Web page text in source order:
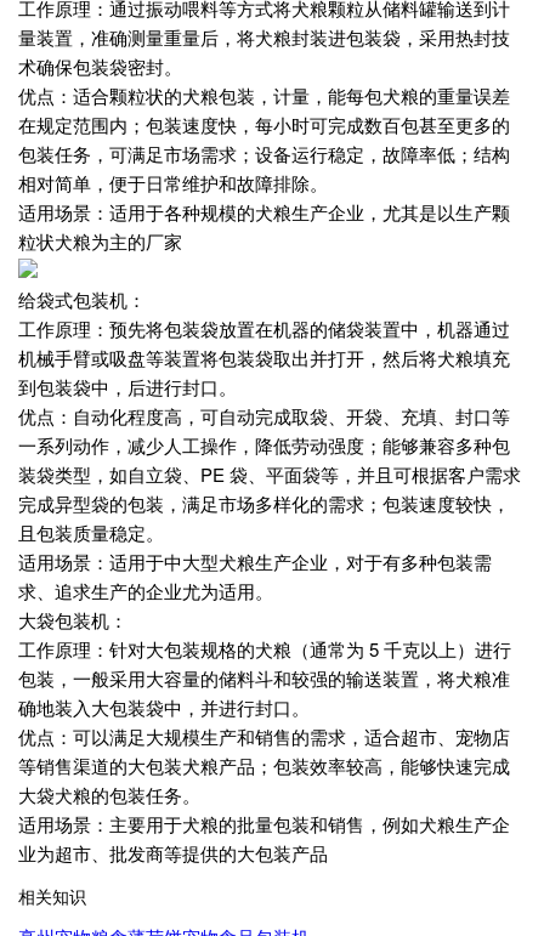
工作原理：通过振动喂料等方式将犬粮颗粒从储料罐输送到计
量装置，准确测量重量后，将犬粮封装进包装袋，采用热封技
术确保包装袋密封。
优点：适合颗粒状的犬粮包装，计量，能每包犬粮的重量误差
在规定范围内；包装速度快，每小时可完成数百包甚至更多的
包装任务，可满足市场需求；设备运行稳定，故障率低；结构
相对简单，便于日常维护和故障排除。
适用场景：适用于各种规模的犬粮生产企业，尤其是以生产颗
粒状犬粮为主的厂家
给袋式包装机：
工作原理：预先将包装袋放置在机器的储袋装置中，机器通过
机械手臂或吸盘等装置将包装袋取出并打开，然后将犬粮填充
到包装袋中，后进行封口。
优点：自动化程度高，可自动完成取袋、开袋、充填、封口等
一系列动作，减少人工操作，降低劳动强度；能够兼容多种包
装袋类型，如自立袋、PE 袋、平面袋等，并且可根据客户需求
完成异型袋的包装，满足市场多样化的需求；包装速度较快，
且包装质量稳定。
适用场景：适用于中大型犬粮生产企业，对于有多种包装需
求、追求生产的企业尤为适用。
大袋包装机：
工作原理：针对大包装规格的犬粮（通常为 5 千克以上）进行
包装，一般采用大容量的储料斗和较强的输送装置，将犬粮准
确地装入大包装袋中，并进行封口。
优点：可以满足大规模生产和销售的需求，适合超市、宠物店
等销售渠道的大包装犬粮产品；包装效率较高，能够快速完成
大袋犬粮的包装任务。
适用场景：主要用于犬粮的批量包装和销售，例如犬粮生产企
业为超市、批发商等提供的大包装产品
相关知识